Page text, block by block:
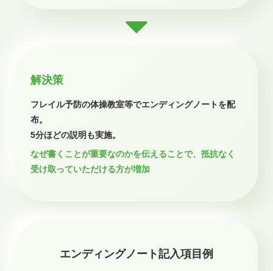
解決策
フレイル予防の体操教室等でエンディングノートを配
布。
5分ほどの説明も実施。
なぜ書くことが重要なのかを伝えることで、 抵抗なく
受け取っていただける方が増加
エンディングノート記入項目例